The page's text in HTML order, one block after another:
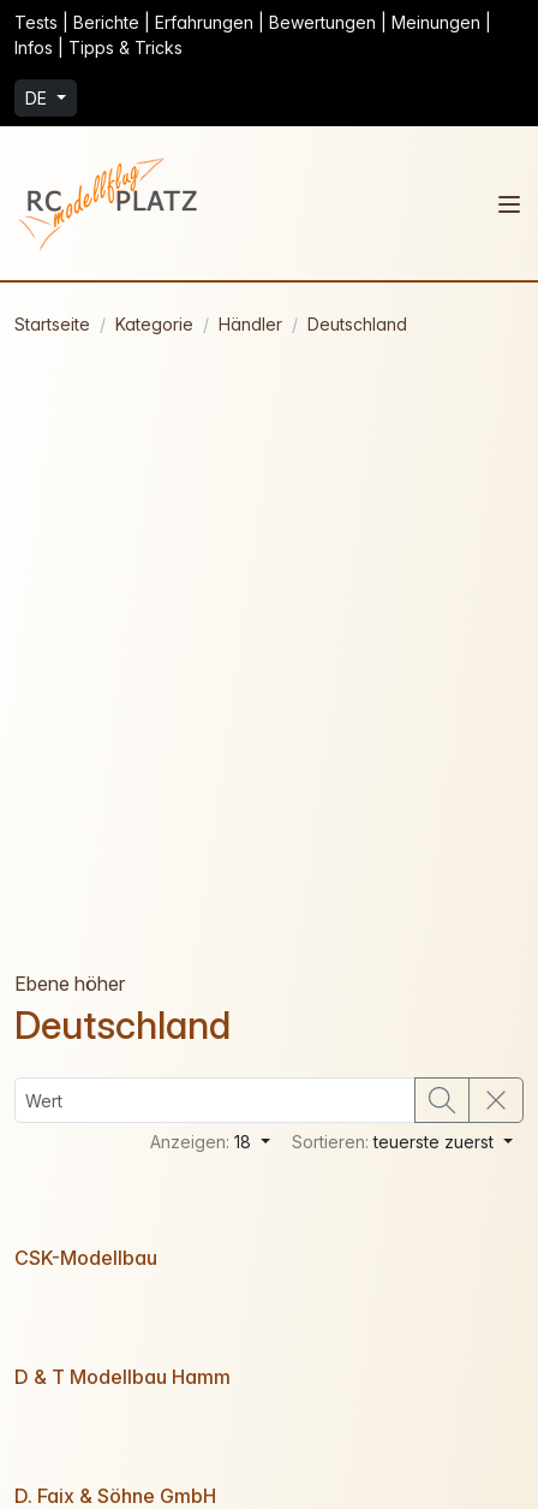
Tests | Berichte | Erfahrungen | Bewertungen | Meinungen |
Infos | Tipps & Tricks
DE
Startseite Kategorie Händler Deutschland
Ebene höher
Deutschland
Anzeigen:18 Sortieren:teuerste zuerst
CSK-Modellbau
D & T Modellbau Hamm
D. Faix & Söhne GmbH